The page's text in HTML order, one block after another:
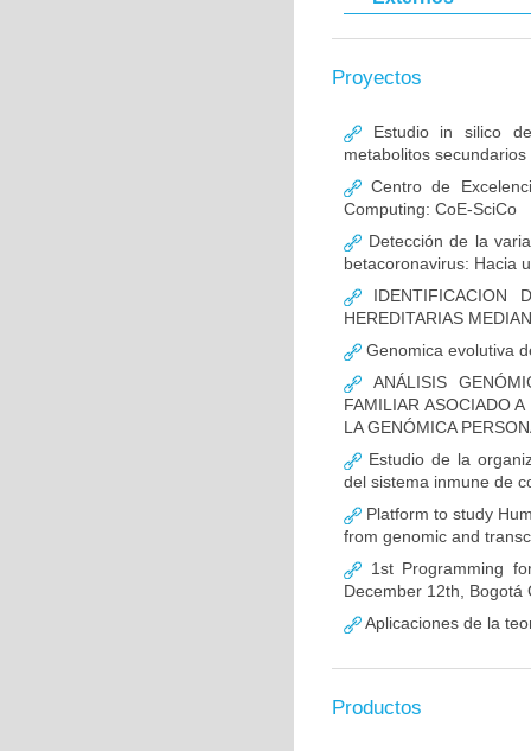
Proyectos
Estudio in silico
metabolitos
Centro de
Computing: CoE-SciCo
Detección de la
betacoronavirus: Hacia
IDENTIFICACION
HEREDITARIAS
Genomica evolutiva
ANÁLISIS
FAMILIAR ASOCIADO
LA GENÓMICA
Estudio de la
del sistema inmune de
Platform to study
from genomic and
1st Programming
December 12th, Bogotá
Aplicaciones de la
Productos